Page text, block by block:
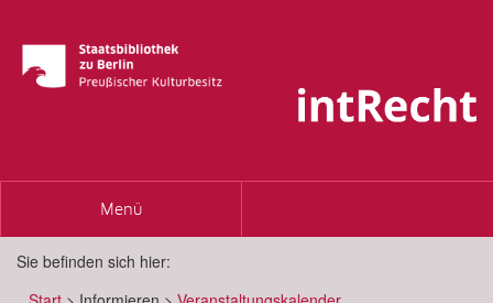
Toggle
Menü
Sie befinden sich hier: